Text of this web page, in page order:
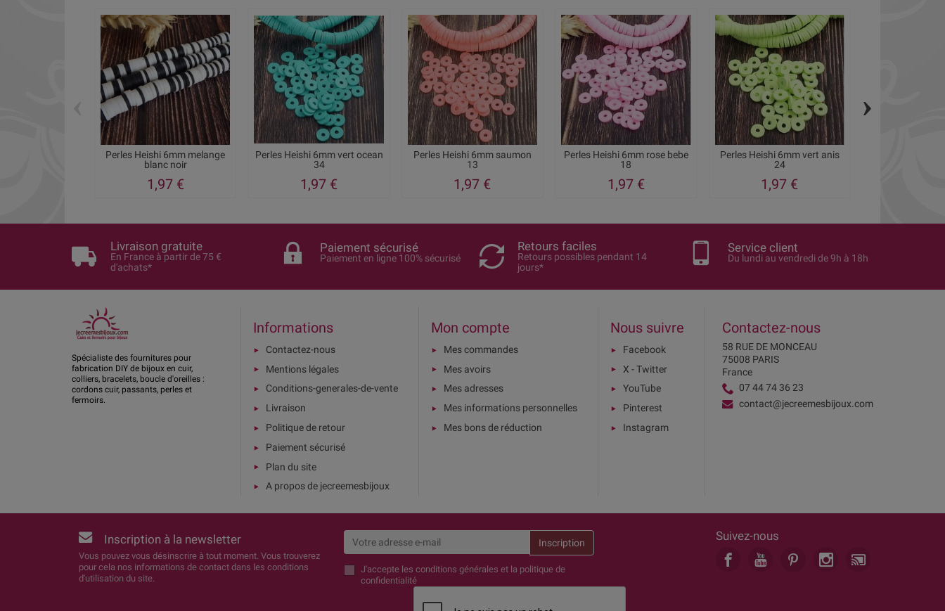
Perles Heishi 6mm melange
blanc noir
1,97 €
Perles Heishi 6mm vert ocean
34
1,97 €
Perles Heishi 6mm saumon
13
1,97 €
Perles Heishi 6mm rose bebe
18
1,97 €
Perles Heishi 6mm vert anis
24
1,97 €
›
Livraison gratuite
En France à partir de 75 €
d'achats*
Paiement sécurisé
Paiement en ligne 100% sécurisé
Retours faciles
Retours possibles pendant 14
jours*
Service client
Du lundi au vendredi de 9h à 18h
Spécialiste des fournitures pour
fabrication DIY de bijoux en cuir,
colliers, bracelets, boucle d'oreilles :
cordons cuir, passants, perles et
fermoirs.
Informations
Contactez-nous
Mentions légales
Conditions-generales-de-vente
Livraison
Politique de retour
Paiement sécurisé
Plan du site
A propos de jecreemesbijoux
Mon compte
Mes commandes
Mes avoirs
Mes adresses
Mes informations personnelles
Mes bons de réduction
Nous suivre
Facebook
X - Twitter
YouTube
Pinterest
Instagram
Contactez-nous
58 RUE DE MONCEAU
75008 PARIS
France
07 44 74 36 23
contact@jecreemesbijoux.com
Inscription à la newsletter
Vous pouvez vous désinscrire à tout moment. Vous trouverez
pour cela nos informations de contact dans les conditions
d'utilisation du site.
J'accepte les conditions générales et la politique de
confidentialité
Suivez-nous